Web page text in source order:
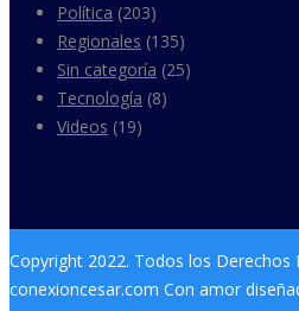
Política (203)
Regionales (135)
Sin categoría (25)
Tecnología (8)
Videos (19)
Copyright 2022. Todos los Derechos
conexioncesar.com Con amor